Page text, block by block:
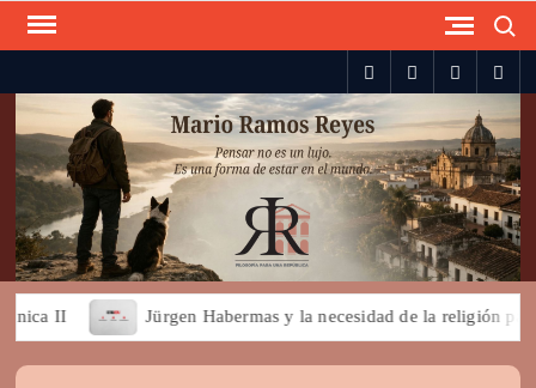
Skip
spotifytwitterfacebook
II Jürgen Habermas y la necesidad de la religión para la